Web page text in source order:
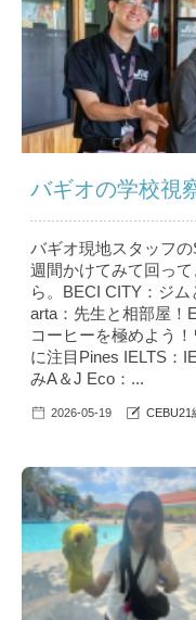
バギオの学校
バギオ現地スタッフ
週間かけてみて回っ
ら。BECI CITY：ジ
arta：先生と相部屋！
コーヒーを極めよう
に注目Pines IELTS：
みA＆J Eco：...
2026-05-19 CEBU21